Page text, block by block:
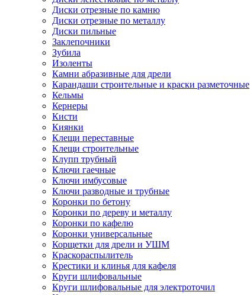
Диски отрезные по камню
Диски отрезные по металлу
Диски пильные
Заклепочники
Зубила
Изоленты
Камни абразивные для дрели
Карандаши строительные и краски разметочные
Кельмы
Кернеры
Кисти
Киянки
Клещи переставные
Клещи строительные
Клупп трубный
Ключи гаечные
Ключи имбусовые
Ключи разводные и трубные
Коронки по бетону
Коронки по дереву и металлу
Коронки по кафелю
Коронки универсальные
Корщетки для дрели и УШМ
Краскораспылитель
Крестики и клинья для кафеля
Круги шлифовальные
Круги шлифовальные для электроточил